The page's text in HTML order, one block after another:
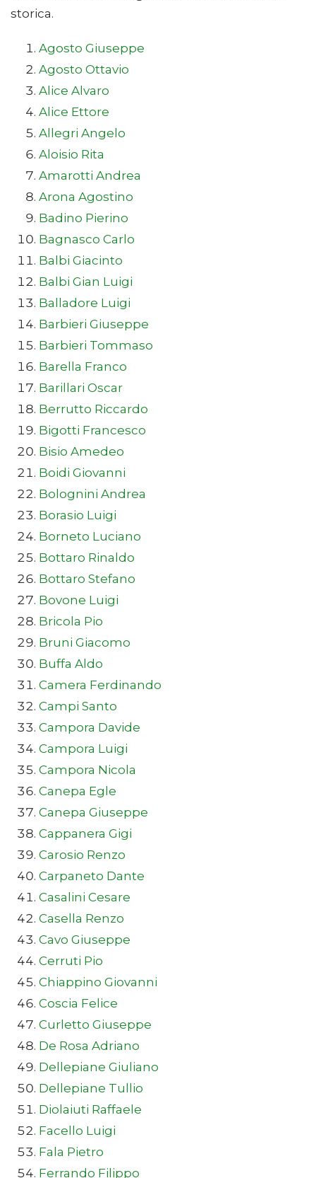
storica.
Agosto Giuseppe
Agosto Ottavio
Alice Alvaro
Alice Ettore
Allegri Angelo
Aloisio Rita
Amarotti Andrea
Arona Agostino
Badino Pierino
Bagnasco Carlo
Balbi Giacinto
Balbi Gian Luigi
Balladore Luigi
Barbieri Giuseppe
Barbieri Tommaso
Barella Franco
Barillari Oscar
Berrutto Riccardo
Bigotti Francesco
Bisio Amedeo
Boidi Giovanni
Bolognini Andrea
Borasio Luigi
Borneto Luciano
Bottaro Rinaldo
Bottaro Stefano
Bovone Luigi
Bricola Pio
Bruni Giacomo
Buffa Aldo
Camera Ferdinando
Campi Santo
Campora Davide
Campora Luigi
Campora Nicola
Canepa Egle
Canepa Giuseppe
Cappanera Gigi
Carosio Renzo
Carpaneto Dante
Casalini Cesare
Casella Renzo
Cavo Giuseppe
Cerruti Pio
Chiappino Giovanni
Coscia Felice
Curletto Giuseppe
De Rosa Adriano
Dellepiane Giuliano
Dellepiane Tullio
Diolaiuti Raffaele
Facello Luigi
Fala Pietro
Ferrando Filippo